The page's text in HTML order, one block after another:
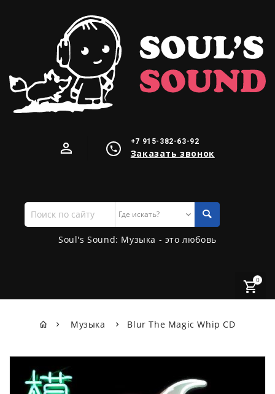
+7 915-382-63-92
Заказать звонок
Поиск
по
сайту
Soul's Sound: Музыка - это любовь
0
Музыка Blur The Magic Whip CD